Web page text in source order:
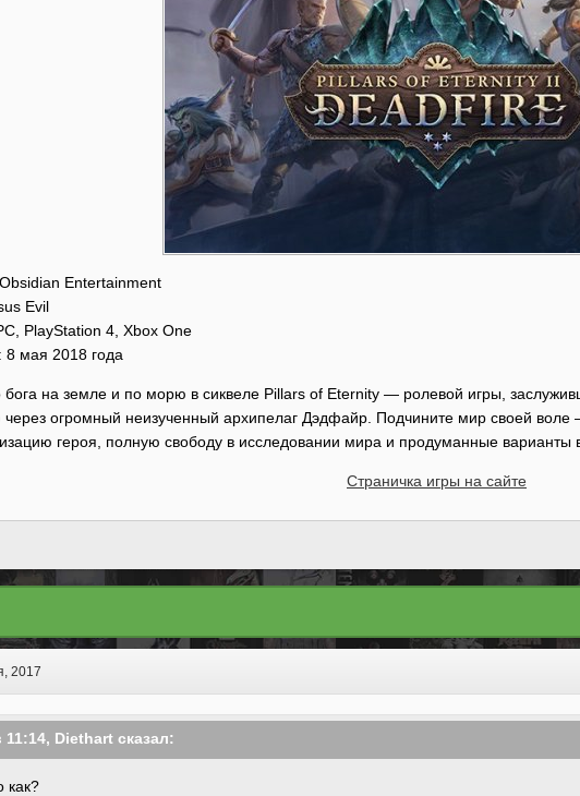
Entertainment
Evil
PlayStation 4, Xbox One
: 8 мая 2018 года
бога на земле и по морю в сиквеле Pillars of Eternity — ролевой игры,
огромный неизученный архипелаг Дэдфайр. Подчините мир своей воле
героя, полную свободу в исследовании мира и продуманные
Страничка игры на сайте
2017
11:14, Diethart сказал:
как?